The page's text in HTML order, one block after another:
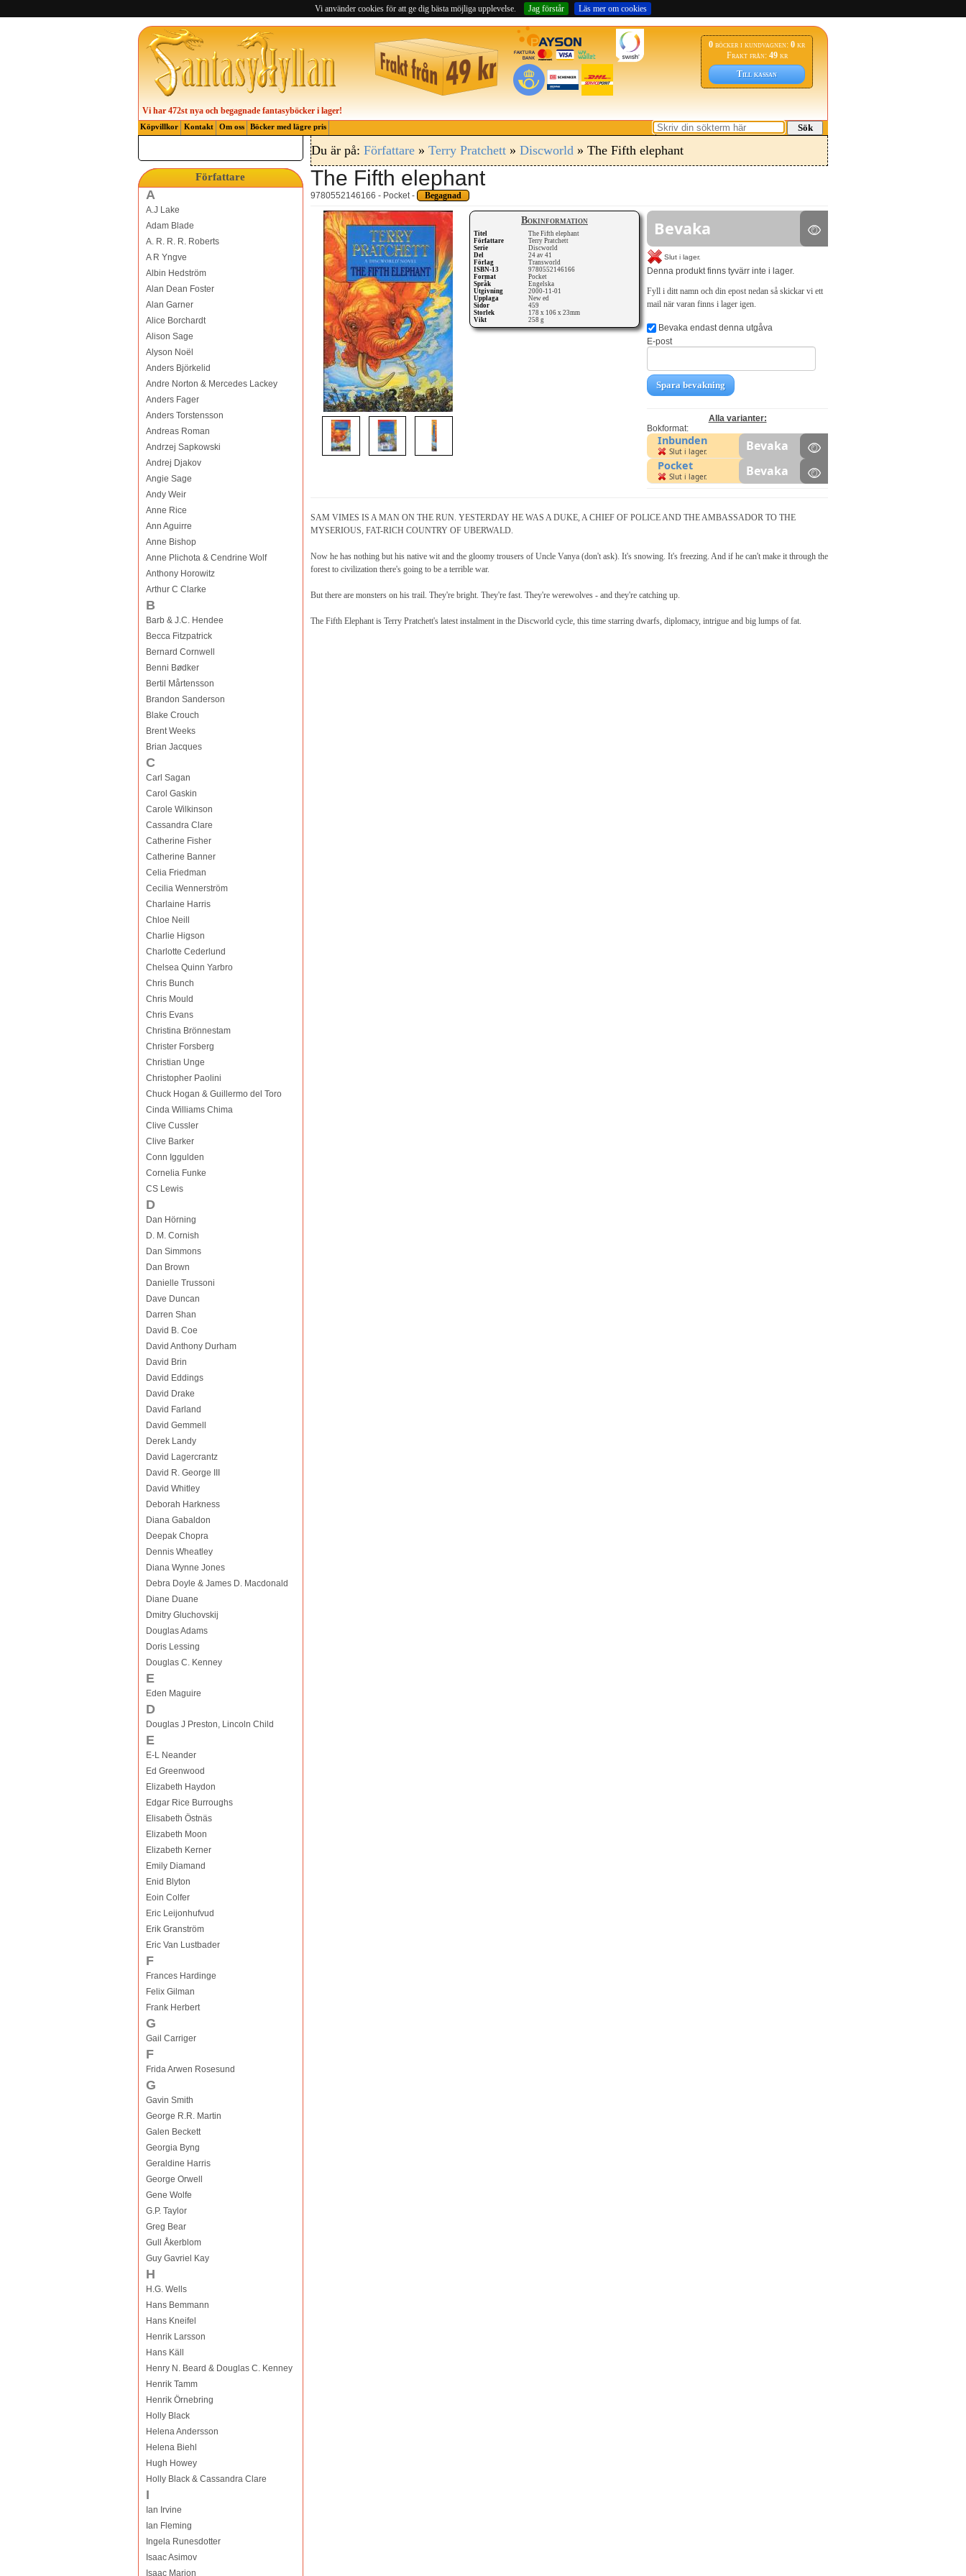
Vi använder cookies för att ge dig bästa möjliga upplevelse. Jag förstår Läs mer om cookies
0 böcker i kundvagnen:0kr
Frakt från: 49kr
Till kassan
Vi har 472st nya och begagnade fantasyböcker i lager!
Köpvillkor Kontakt Om oss Böcker med lägre pris Sök
Författare
A
A.J Lake
Adam Blade
A. R. R. R. Roberts
A R Yngve
Albin Hedström
Alan Dean Foster
Alan Garner
Alice Borchardt
Alison Sage
Alyson Noël
Anders Björkelid
Andre Norton & Mercedes Lackey
Anders Fager
Anders Torstensson
Andreas Roman
Andrzej Sapkowski
Andrej Djakov
Angie Sage
Andy Weir
Anne Rice
Ann Aguirre
Anne Bishop
Anne Plichota & Cendrine Wolf
Anthony Horowitz
Arthur C Clarke
B
Barb & J.C. Hendee
Becca Fitzpatrick
Bernard Cornwell
Benni Bødker
Bertil Mårtensson
Brandon Sanderson
Blake Crouch
Brent Weeks
Brian Jacques
C
Carl Sagan
Carol Gaskin
Carole Wilkinson
Cassandra Clare
Catherine Fisher
Catherine Banner
Celia Friedman
Cecilia Wennerström
Charlaine Harris
Chloe Neill
Charlie Higson
Charlotte Cederlund
Chelsea Quinn Yarbro
Chris Bunch
Chris Mould
Chris Evans
Christina Brönnestam
Christer Forsberg
Christian Unge
Christopher Paolini
Chuck Hogan & Guillermo del Toro
Cinda Williams Chima
Clive Cussler
Clive Barker
Conn Iggulden
Cornelia Funke
CS Lewis
D
Dan Hörning
D. M. Cornish
Dan Simmons
Dan Brown
Danielle Trussoni
Dave Duncan
Darren Shan
David B. Coe
David Anthony Durham
David Brin
David Eddings
David Drake
David Farland
David Gemmell
Derek Landy
David Lagercrantz
David R. George III
David Whitley
Deborah Harkness
Diana Gabaldon
Deepak Chopra
Dennis Wheatley
Diana Wynne Jones
Debra Doyle & James D. Macdonald
Diane Duane
Dmitry Gluchovskij
Douglas Adams
Doris Lessing
Douglas C. Kenney
E
Eden Maguire
D
Douglas J Preston, Lincoln Child
E
E-L Neander
Ed Greenwood
Elizabeth Haydon
Edgar Rice Burroughs
Elisabeth Östnäs
Elizabeth Moon
Elizabeth Kerner
Emily Diamand
Enid Blyton
Eoin Colfer
Eric Leijonhufvud
Erik Granström
Eric Van Lustbader
F
Frances Hardinge
Felix Gilman
Frank Herbert
G
Gail Carriger
F
Frida Arwen Rosesund
G
Gavin Smith
George R.R. Martin
Galen Beckett
Georgia Byng
Geraldine Harris
George Orwell
Gene Wolfe
G.P. Taylor
Greg Bear
Gull Åkerblom
Guy Gavriel Kay
H
H.G. Wells
Hans Bemmann
Hans Kneifel
Henrik Larsson
Hans Käll
Henry N. Beard & Douglas C. Kenney
Henrik Tamm
Henrik Örnebring
Holly Black
Helena Andersson
Helena Biehl
Hugh Howey
Holly Black & Cassandra Clare
I
Ian Irvine
Ian Fleming
Ingela Runesdotter
Isaac Asimov
Isaac Marion
Du är på: Författare» Terry Pratchett» Discworld» The Fifth elephant
The Fifth elephant
9780552146166 - Pocket - Begagnad
Bokinformation
Titel
The Fifth elephant
Författare
Terry Pratchett
Serie
Discworld
Del
24 av 41
Förlag
Transworld
ISBN-13
9780552146166
Format
Pocket
Språk
Engelska
Utgivning
2000-11-01
Upplaga
New ed
Sidor
459
Storlek
178 x 106 x 23mm
Vikt
258 g
Bevaka
Slut i lager.
Denna produkt finns tyvärr inte i lager.
Fyll i ditt namn och din epost nedan så skickar vi ett
mail när varan finns i lager igen.
Bevaka endast denna utgåva
E-post
Spara bevakning
Alla varianter:
Bokformat:
Inbunden
Slut i lager. Bevaka
Pocket
Slut i lager. Bevaka
SAM VIMES IS A MAN ON THE RUN. YESTERDAY HE WAS A DUKE, A CHIEF OF POLICE AND THE AMBASSADOR TO THE
MYSERIOUS, FAT-RICH COUNTRY OF UBERWALD.
Now he has nothing but his native wit and the gloomy trousers of Uncle Vanya (don't ask). It's snowing. It's freezing. And if he can't make it through the
forest to civilization there's going to be a terrible war.
But there are monsters on his trail. They're bright. They're fast. They're werewolves - and they're catching up.
The Fifth Elephant is Terry Pratchett's latest instalment in the Discworld cycle, this time starring dwarfs, diplomacy, intrigue and big lumps of fat.